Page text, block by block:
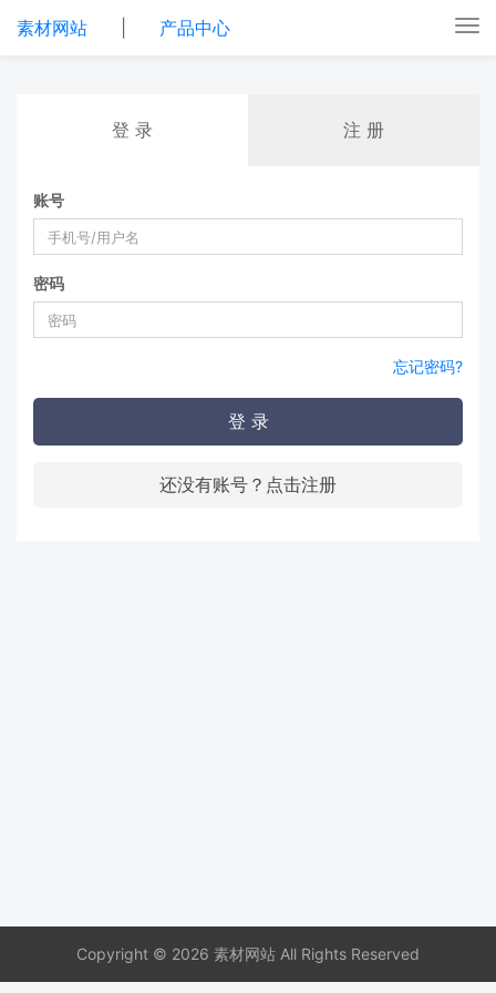
素材网站 产品中心
登 录 注 册
账号
密码
忘记密码?
登 录
还没有账号？点击注册
Copyright © 2026 素材网站 All Rights Reserved